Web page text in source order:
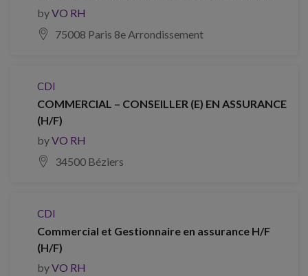
byVO RH
75008 Paris 8e Arrondissement
CDI
COMMERCIAL – CONSEILLER (E) EN ASSURANCE
(H/F)
byVO RH
34500 Béziers
CDI
Commercial et Gestionnaire en assurance H/F
(H/F)
byVO RH